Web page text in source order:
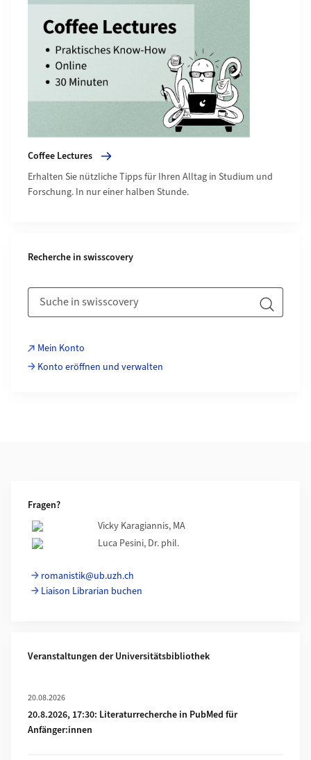
Coffee Lectures
Erhalten Sie nützliche Tipps für Ihren Alltag in Studium und
Forschung. In nur einer halben Stunde.
Recherche in swisscovery
Input Small
Mein Konto
Konto eröffnen und verwalten
Fragen?
Vicky Karagiannis, MA
Luca Pesini, Dr. phil.
romanistik@ub.uzh.ch
Liaison Librarian buchen
Veranstaltungen der Universitätsbibliothek
20.08.2026
20.8.2026, 17:30: Literaturrecherche in PubMed für
Anfänger:innen